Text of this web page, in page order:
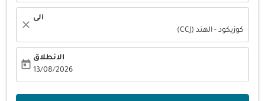
الى
كوزيكود - الهند (CCJ)
close
الانطلاق
13/08/2026
today